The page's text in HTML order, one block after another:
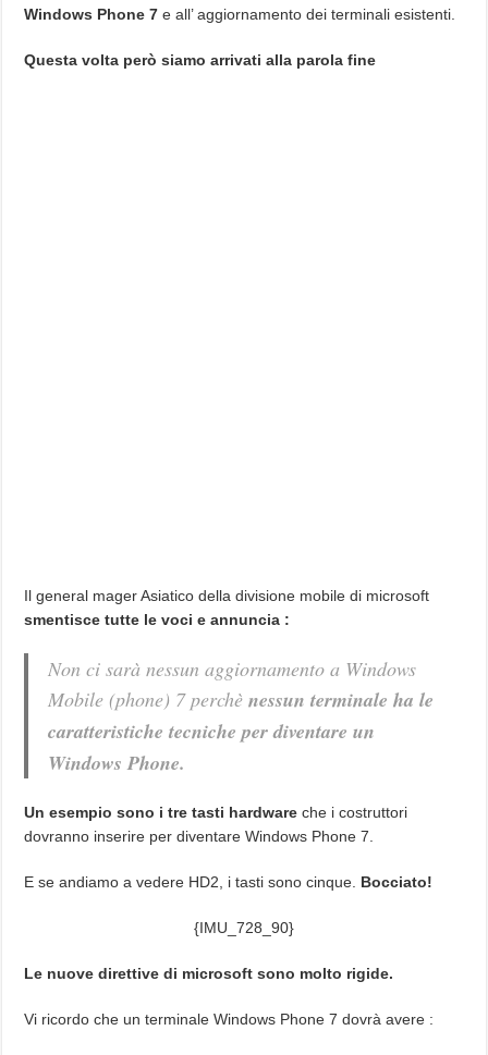
Windows Phone 7 e all’ aggiornamento dei terminali esistenti.
Questa volta però siamo arrivati alla parola fine
Il general mager Asiatico della divisione mobile di microsoft
smentisce tutte le voci e annuncia :
Non ci sarà nessun aggiornamento a Windows
Mobile (phone) 7 perchènessun terminale ha le
caratteristiche tecniche per diventare un
Windows Phone.
Un esempio sono i tre tasti hardwareche i costruttori
dovranno inserire per diventare Windows Phone 7.
E se andiamo a vedere HD2, i tasti sono cinque. Bocciato!
{IMU_728_90}
Le nuove direttive di microsoft sono molto rigide.
Vi ricordo che un terminale Windows Phone 7 dovrà avere :